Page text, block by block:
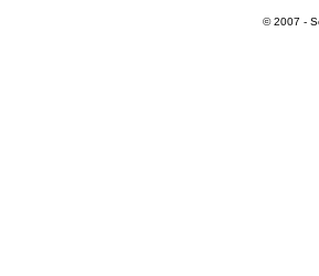
© 2007 -